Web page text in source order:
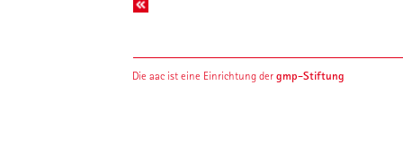
Die aac ist eine Einrichtung dergmp-Stiftung